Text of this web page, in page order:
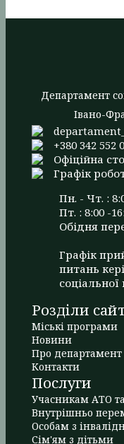
Департамент
Івано-
+380 342 552
Офіційна
Графік
Пн. - Чт. :
Пт. : 8:00 -
Обідня
Графік
питань
соціальної
Розділи
Міські програми
Новини
Про департамент
Контакти
Послуги
Учасникам АТО
Внутрішньо
Особам з
Сім'ям з дітьми